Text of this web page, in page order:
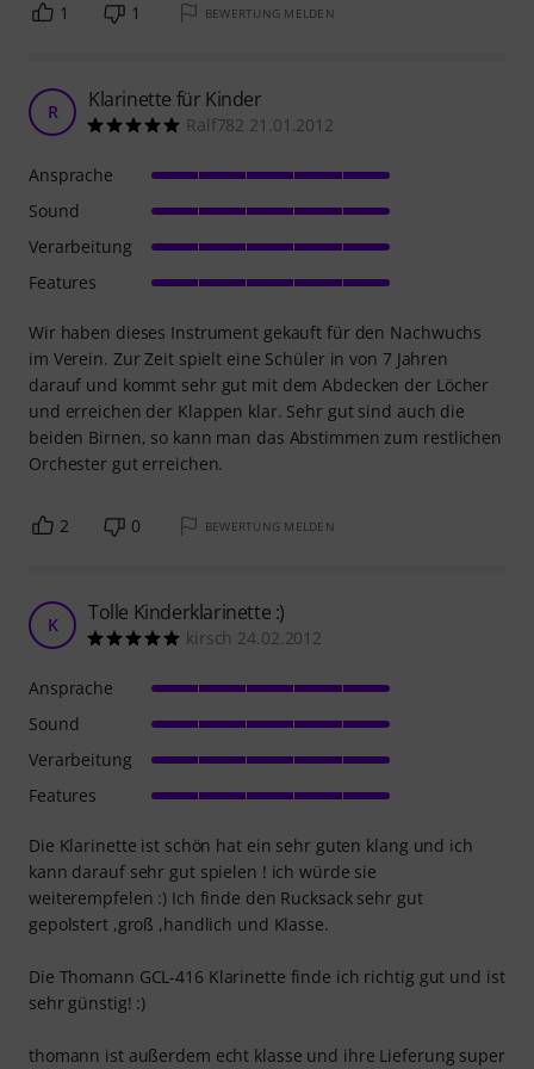
1 1 BEWERTUNG MELDEN
R Klarinette für Kinder
Ralf782 21.01.2012
Wir haben dieses Instrument gekauft für den Nachwuchs
im Verein. Zur Zeit spielt eine Schüler in von 7 Jahren
darauf und kommt sehr gut mit dem Abdecken der Löcher
und erreichen der Klappen klar. Sehr gut sind auch die
beiden Birnen, so kann man das Abstimmen zum restlichen
Orchester gut erreichen.
Ansprache
Sound
Verarbeitung
Features
2 0 BEWERTUNG MELDEN
K Tolle Kinderklarinette :)
kirsch 24.02.2012
Die Klarinette ist schön hat ein sehr guten klang und ich
kann darauf sehr gut spielen ! ich würde sie
weiterempfelen :) Ich finde den Rucksack sehr gut
gepolstert ,groß ,handlich und Klasse.
Die Thomann GCL-416 Klarinette finde ich richtig gut und ist
sehr günstig! :)
thomann ist außerdem echt klasse und ihre Lieferung super
Ansprache
Sound
Verarbeitung
Features